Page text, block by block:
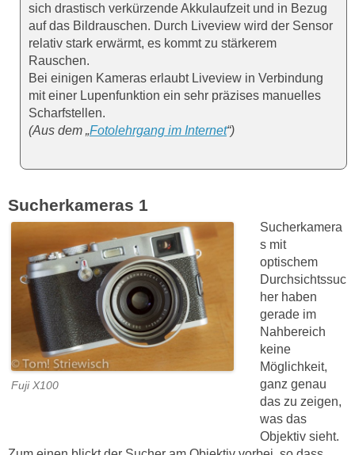
sich drastisch verkürzende Akkulaufzeit und in Bezug
auf das Bildrauschen. Durch Liveview wird der Sensor
relativ stark erwärmt, es kommt zu stärkerem
Rauschen.
Bei einigen Kameras erlaubt Liveview in Verbindung
mit einer Lupenfunktion ein sehr präzises manuelles
Scharfstellen.
(Aus dem „Fotolehrgang im Internet“)
Sucherkameras 1
Fuji X100
Sucherkamera
s mit
optischem
Durchsichtssuc
her haben
gerade im
Nahbereich
keine
Möglichkeit,
ganz genau
das zu zeigen,
was das
Objektiv sieht.